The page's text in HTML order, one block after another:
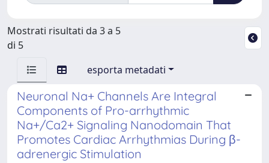
Mostrati risultati da 3 a 5
di 5
esporta metadati
Neuronal Na+ Channels Are Integral
Components of Pro-arrhythmic
Na+/Ca2+ Signaling Nanodomain That
Promotes Cardiac Arrhythmias During β-
adrenergic Stimulation